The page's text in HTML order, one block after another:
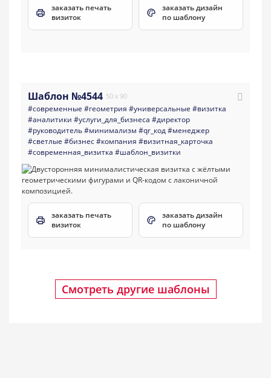
заказать печать
визиток
заказать дизайн
по шаблону
Шаблон №4544 50 x 90
#современные #геометрия #универсальные #визитка
#аналитики #услуги_для_бизнеса #директор
#руководитель#минимализм #qr_код#менеджер
#светлые #бизнес#компания #визитная_карточка
#современная_визитка #шаблон_визитки
заказать печать
визиток
заказать дизайн
по шаблону
Смотреть другие шаблоны